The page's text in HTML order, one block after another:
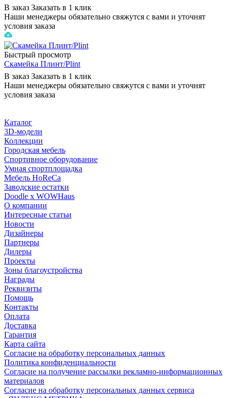
В заказ Заказать в 1 клик
Наши менеджеры обязательно свяжутся с вами и уточнят
условия заказа
Быстрый просмотр
Скамейка Плинт/Plint
В заказ Заказать в 1 клик
Наши менеджеры обязательно свяжутся с вами и уточнят
условия заказа
Каталог
3D-модели
Коллекции
Городская мебель
Спортивное оборудование
Умная спортплощадка
Мебель HoReCa
Заводские остатки
Doodle x WOWHaus
О компании
Интересные статьи
Новости
Дизайнеры
Партнеры
Дилеры
Проекты
Зоны благоустройства
Награды
Реквизиты
Помощь
Контакты
Оплата
Доставка
Гарантия
Карта сайта
Согласие на обработку персональных данных
Политика конфиденциальности
Согласие на получение рассылки рекламно-информационных
материалов
Согласие на обработку персональных данных сервиса